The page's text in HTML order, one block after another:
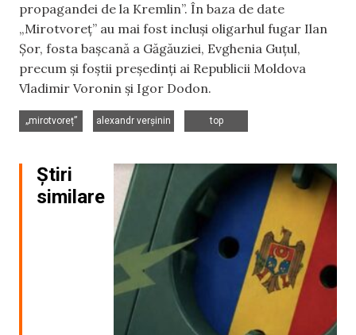
propagandei de la Kremlin”. În baza de date
„Mirotvoreț” au mai fost incluși oligarhul fugar Ilan
Șor, fosta bașcană a Găgăuziei, Evghenia Guțul,
precum și foștii președinți ai Republicii Moldova
Vladimir Voronin și Igor Dodon.
„mirotvoreț”
alexandr verșinin
top
Știri
similare